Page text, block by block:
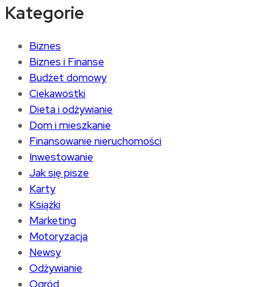
Kategorie
Biznes
Biznes i Finanse
Budżet domowy
Ciekawostki
Dieta i odżywianie
Dom i mieszkanie
Finansowanie nieruchomości
Inwestowanie
Jak się pisze
Karty
Książki
Marketing
Motoryzacja
Newsy
Odżywianie
Ogród